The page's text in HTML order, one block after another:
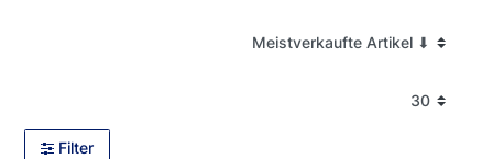
Filter